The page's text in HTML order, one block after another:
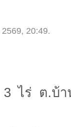
20:49.
ไร่ ต.บ้า